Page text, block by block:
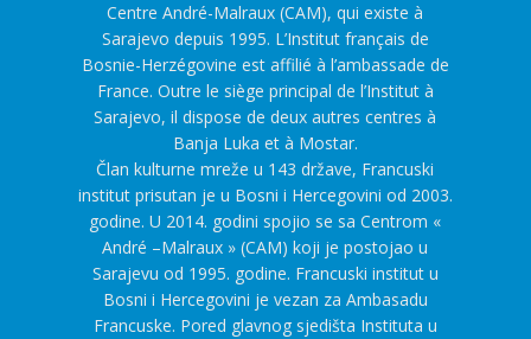
Centre André-Malraux (CAM), qui existe à
Sarajevo depuis 1995. L’Institut français de
Bosnie-Herzégovine est affilié à l’ambassade de
France. Outre le siège principal de l’Institut à
Sarajevo, il dispose de deux autres centres à
Banja Luka et à Mostar.
Član kulturne mreže u 143 države, Francuski
institut prisutan je u Bosni i Hercegovini od 2003.
godine. U 2014. godini spojio se sa Centrom «
André –Malraux » (CAM) koji je postojao u
Sarajevu od 1995. godine. Francuski institut u
Bosni i Hercegovini je vezan za Ambasadu
Francuske. Pored glavnog sjedišta Instituta u